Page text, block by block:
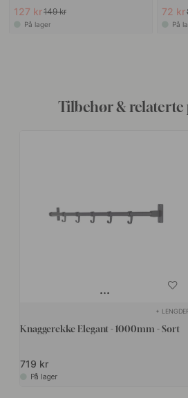
127 kr149 kr
På lager
72 kr
På
Tilbehør &
+
Knaggerekke Elegant - 1000mm - Sort
719 kr
På lager